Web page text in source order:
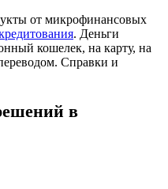
от микрофинансовых
. Деньги
кошелек, на карту, на
Справки и
в